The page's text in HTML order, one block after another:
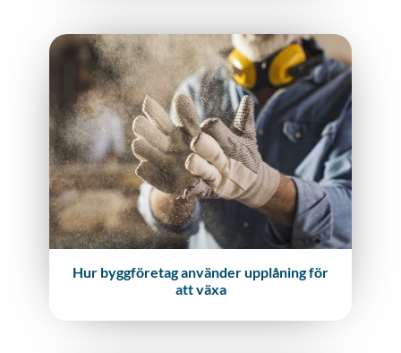
Hur byggföretag använder upplåning för
att växa